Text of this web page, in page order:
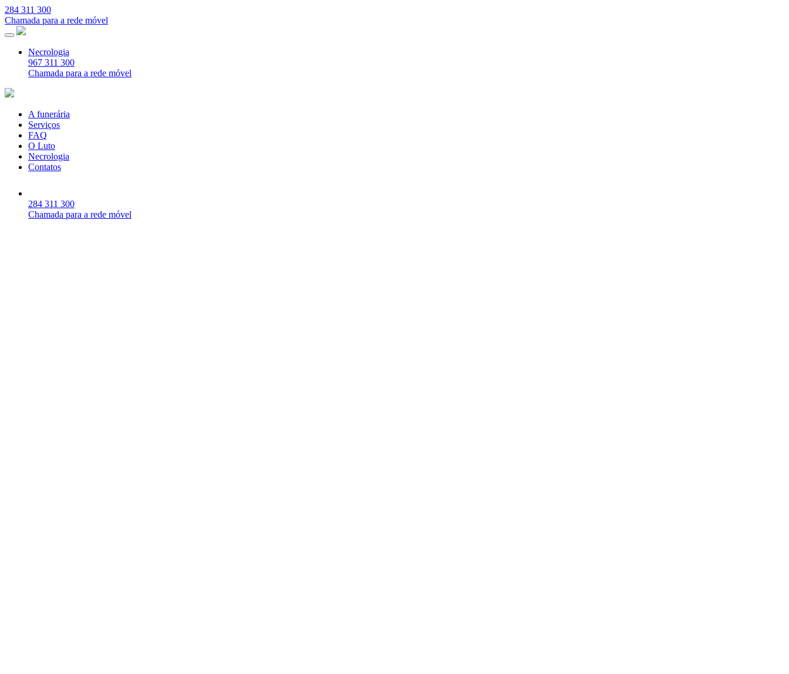
284 311 300
Chamada para a rede móvel
Necrologia
967 311 300
Chamada para a rede móvel
A funerária
Serviços
FAQ
O Luto
Necrologia
Contatos
284 311 300
Chamada para a rede móvel